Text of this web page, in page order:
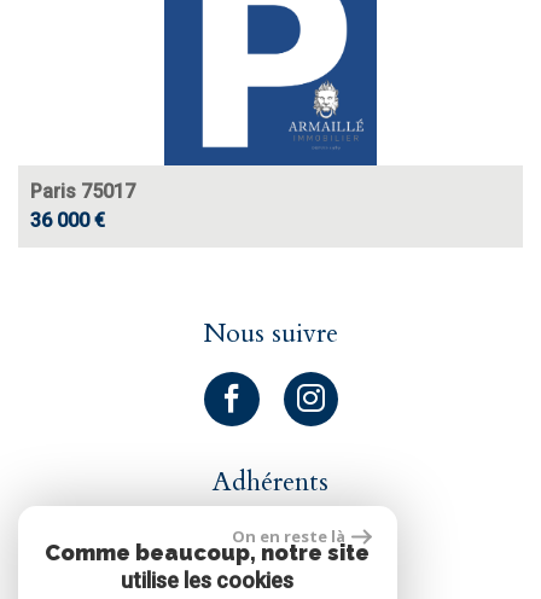
Paris 75017
36 000 €
Nous suivre
Adhérents
On en reste là
Comme beaucoup, notre site
utilise les cookies